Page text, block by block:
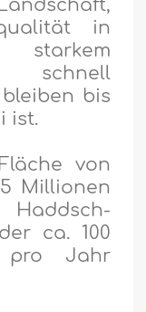
in
schnell
bis
ist.
von
Millionen
Haddsch-
ca. 100
pro Jahr